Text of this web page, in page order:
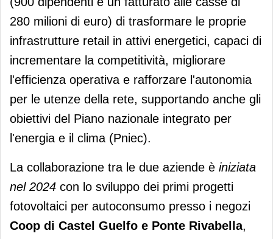
280 milioni di euro) di trasformare le proprie
infrastrutture retail in attivi energetici, capaci di
incrementare la competitività, migliorare
l'efficienza operativa e rafforzare l'autonomia
per le utenze della rete, supportando anche gli
obiettivi del Piano nazionale integrato per
l'energia e il clima (Pniec).
La collaborazione tra le due aziende è iniziata
nel 2024 con lo sviluppo dei primi progetti
fotovoltaici per autoconsumo presso i negozi
Coop di Castel Guelfo e Ponte Rivabella,